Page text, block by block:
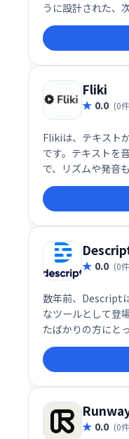
うに設計された、
Fliki
0.0 (0
Flikiは、テキスト
です。テキストを
で、リズムや発音
ディア投稿向けの
は、テキスト入力
用できます。手
すすめです。
0.0 (0
数年前、Descript
なツールとして登
たばかりの方にと
ディオ編集ツール
のオーディオエデ
ャストチャンネ
を使いました。
0.0 (0